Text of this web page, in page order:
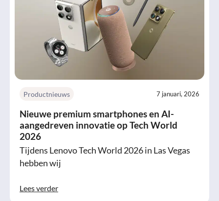
Productnieuws 7 januari, 2026
Nieuwe premium smartphones en AI-
aangedreven innovatie op Tech World
2026
Tijdens Lenovo Tech World 2026 in Las Vegas
hebben wij
Lees verder